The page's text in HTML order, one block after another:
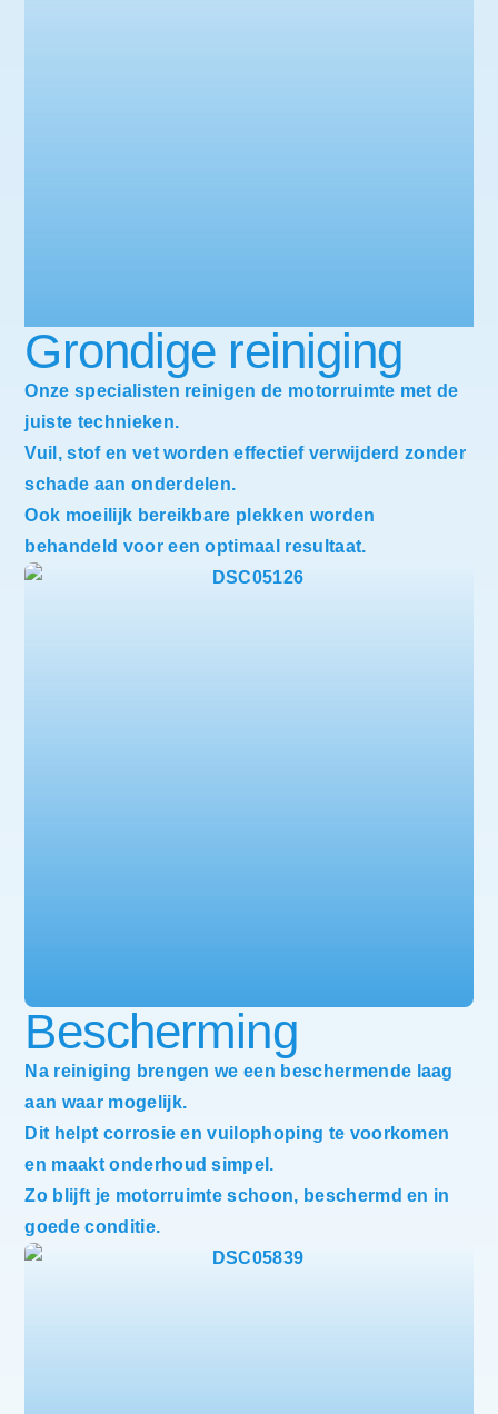
Grondige reiniging
Onze specialisten reinigen de motorruimte met de
juiste technieken.
Vuil, stof en vet worden effectief verwijderd zonder
schade aan onderdelen.
Ook moeilijk bereikbare plekken worden
behandeld voor een optimaal resultaat.
Bescherming
Na reiniging brengen we een beschermende laag
aan waar mogelijk.
Dit helpt corrosie en vuilophoping te voorkomen
en maakt onderhoud simpel.
Zo blijft je motorruimte schoon, beschermd en in
goede conditie.